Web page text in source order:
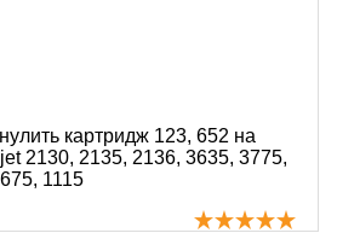
картридж 123, 652 на
2130, 2135, 2136, 3635, 3775,
1115